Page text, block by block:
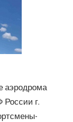
аэродрома
г.